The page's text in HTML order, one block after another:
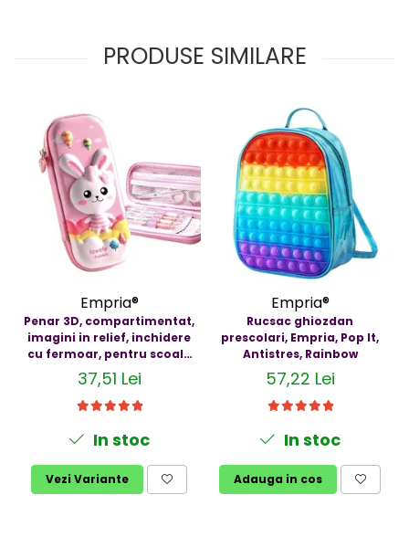
PRODUSE SIMILARE
Empria®
Penar 3D, compartimentat,
imagini in relief, inchidere
cu fermoar, pentru scoala
si gradinita, Empria, Diverse
modele
37,51 Lei
In stoc
Vezi Variante
Empria®
Rucsac ghiozdan
prescolari, Empria, Pop It,
Antistres, Rainbow
57,22 Lei
In stoc
Adauga in cos